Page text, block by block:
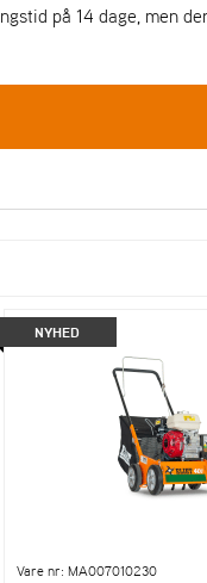
på 14 dage, men
NYHED
Vare nr: MA007010230